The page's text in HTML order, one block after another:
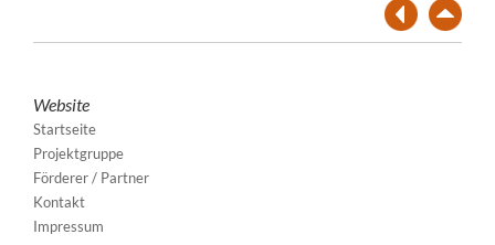
Website
Startseite
Projektgruppe
Förderer / Partner
Kontakt
Impressum